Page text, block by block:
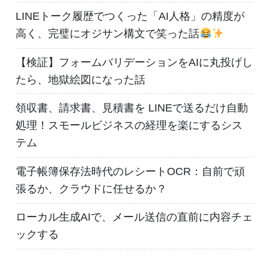
LINEトーク履歴でつくった「AI人格」の精度が
高く、完璧にオジサン構文で笑った話
【検証】フォームバリデーションをAIに丸投げし
たら、地獄絵図になった話
領収書、請求書、見積書を LINEで送るだけ自動
処理！スモールビジネスの経理を楽にするシス
テム
電子帳簿保存法時代のレシートOCR：自前で頑
張るか、クラウドに任せるか？
ローカル生成AIで、メール送信の直前に内容チェ
ックする